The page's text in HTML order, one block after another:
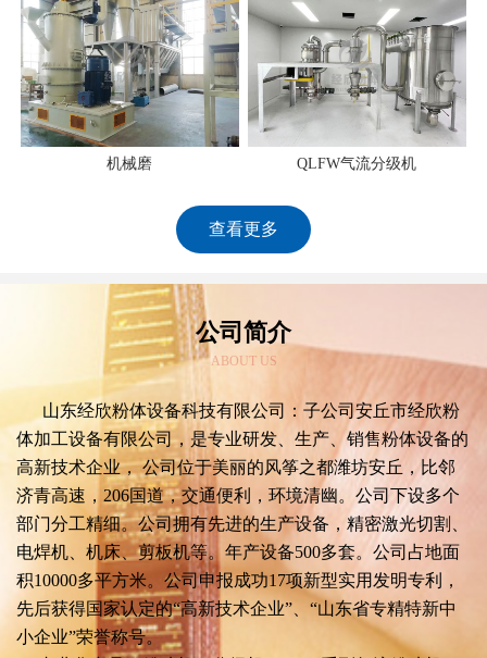
机械磨 QLFW气流分级机
查看更多
公司简介
ABOUT US
山东经欣粉体设备科技有限公司：子公司安丘市经欣粉
体加工设备有限公司，是专业研发、生产、销售粉体设备的
高新技术企业， 公司位于美丽的风筝之都潍坊安丘，比邻
济青高速，206国道，交通便利，环境清幽。公司下设多个
部门分工精细。公司拥有先进的生产设备，精密激光切割、
电焊机、机床、剪板机等。年产设备500多套。公司占地面
积10000多平方米。公司申报成功17项新型实用发明专利，
先后获得国家认定的“高新技术企业”、“山东省专精特新中
小企业”荣誉称号。